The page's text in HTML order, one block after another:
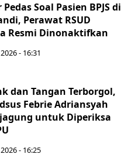
Soal Pasien BPJS di
Perawat RSUD
Resmi Dinonaktifkan
- 16:31
dan Tangan Terborgol,
Febrie Adriansyah
untuk Diperiksa
- 16:25